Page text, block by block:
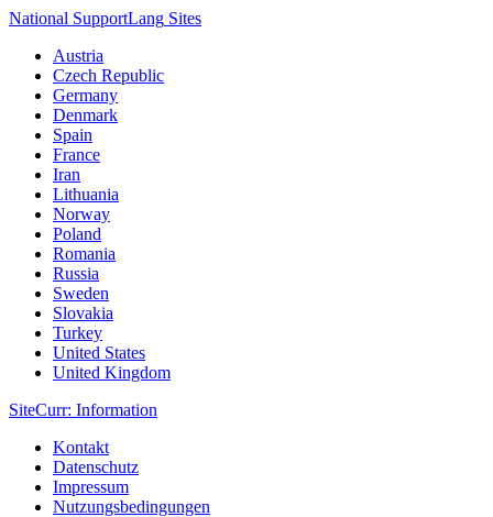
National SupportLang Sites
Austria
Czech Republic
Germany
Denmark
Spain
France
Iran
Lithuania
Norway
Poland
Romania
Russia
Sweden
Slovakia
Turkey
United States
United Kingdom
SiteCurr: Information
Kontakt
Datenschutz
Impressum
Nutzungsbedingungen